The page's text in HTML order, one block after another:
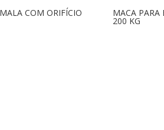
COM ORIFÍCIO MACA PARA
200 KG